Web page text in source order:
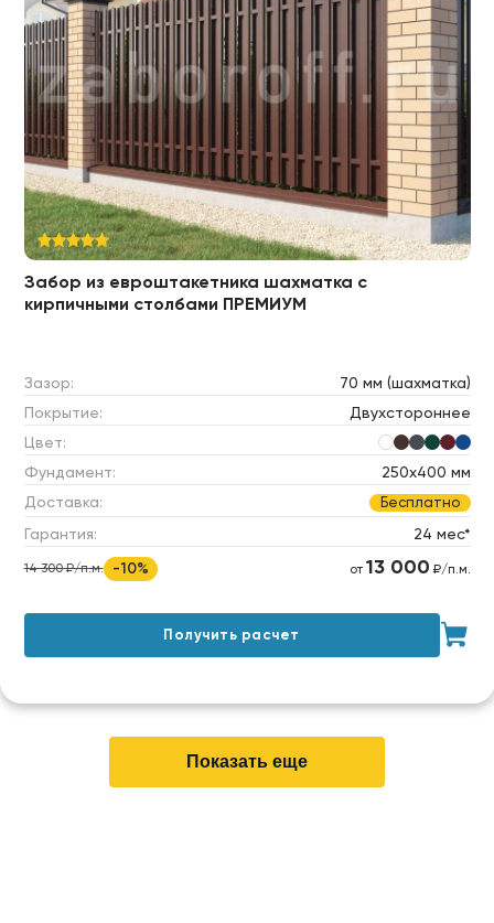
Забор из евроштакетника шахматка с
кирпичными столбами ПРЕМИУМ
Зазор:
70 мм (шахматка)
Покрытие:
Двухстороннее
Цвет:
Фундамент:
250х400 мм
Доставка:
Бесплатно
Гарантия: 24 мес*
14 300 ₽/п.м. -10% от 13 000 ₽/п.м.
Получить расчет
Показать еще